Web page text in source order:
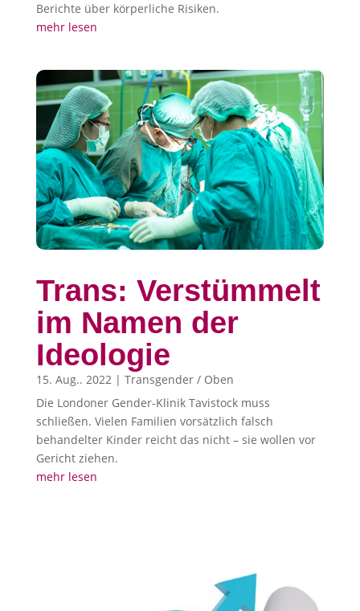
Berichte über körperliche Risiken.
mehr lesen
Trans: Verstümmelt
im Namen der
Ideologie
15. Aug.. 2022| Transgender / Oben
Die Londoner Gender-Klinik Tavistock muss
schließen. Vielen Familien vorsätzlich falsch
behandelter Kinder reicht das nicht – sie wollen vor
Gericht ziehen.
mehr lesen